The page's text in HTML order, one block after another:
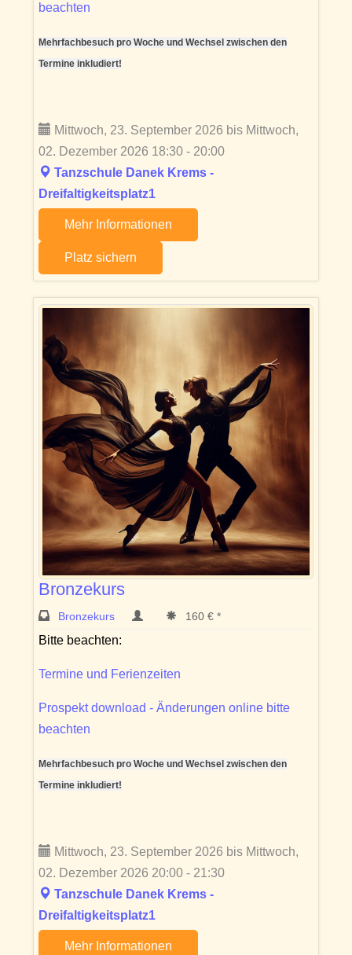
beachten
Mehrfachbesuch pro Woche und Wechsel zwischen den
Termine inkludiert!
Mittwoch, 23. September 2026 bis Mittwoch,
02. Dezember 2026 18:30 - 20:00
Tanzschule Danek Krems -
Dreifaltigkeitsplatz1
Mehr Informationen
Platz sichern
Bronzekurs
Bronzekurs 160 € *
Bitte beachten:
Termine und Ferienzeiten
Prospekt download - Änderungen online bitte
beachten
Mehrfachbesuch pro Woche und Wechsel zwischen den
Termine inkludiert!
Mittwoch, 23. September 2026 bis Mittwoch,
02. Dezember 2026 20:00 - 21:30
Tanzschule Danek Krems -
Dreifaltigkeitsplatz1
Mehr Informationen